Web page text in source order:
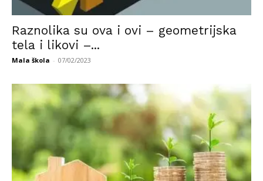
Raznolika su ova i ovi – geometrijska
tela i likovi –...
Mala škola - 07/02/2023